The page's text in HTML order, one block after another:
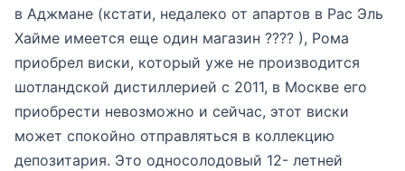
в Аджмане (кстати, недалеко от апартов в Рас Эль
Хайме имеется еще один магазин ???? ), Рома
приобрел виски, который уже не производится
шотландской дистиллерией с 2011, в Москве его
приобрести невозможно и сейчас, этот виски
может спокойно отправляться в коллекцию
депозитария. Это односолодовый 12- летней